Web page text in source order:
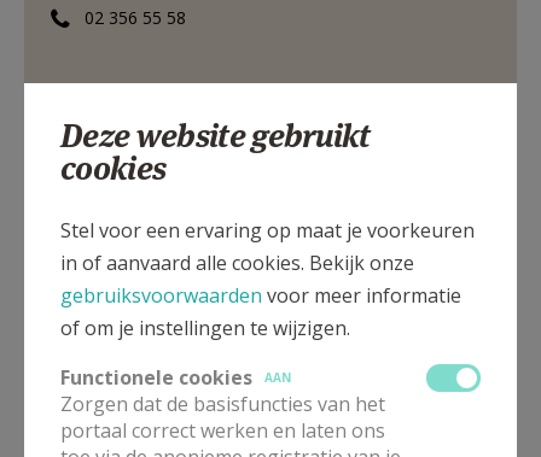
AANMELDEN OF REGISTREREN
02 356 55 58
Ninoofsesteenweg 130, 1670 Pepingen
Deze website gebruikt
cookies
Stel voor een ervaring op maat je voorkeuren
in of aanvaard alle cookies. Bekijk onze
gebruiksvoorwaarden voor meer informatie
of om je instellingen te wijzigen.
Functionele cookies
AAN
Zorgen dat de basisfuncties van het
portaal correct werken en laten ons